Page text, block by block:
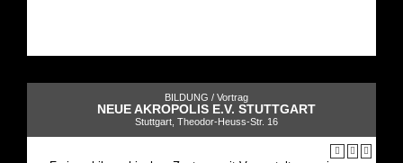
BILDUNG / Vortrag
NEUE AKROPOLIS E.V. STUTTGART
Stuttgart, Theodor-Heuss-Str. 16